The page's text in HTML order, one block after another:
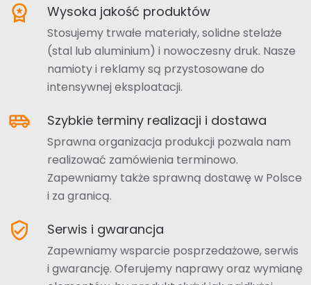
workspace_premium Wysoka jakość produktów
Stosujemy trwałe materiały, solidne stelaże
(stal lub aluminium) i nowoczesny druk. Nasze
namioty i reklamy są przystosowane do
intensywnej eksploatacji.
airport_shuttle Szybkie terminy realizacji i dostawa
Sprawna organizacja produkcji pozwala nam
realizować zamówienia terminowo.
Zapewniamy także sprawną dostawę w Polsce
i za granicą.
verified_user Serwis i gwarancja
Zapewniamy wsparcie posprzedażowe, serwis
i gwarancję. Oferujemy naprawy oraz wymianę